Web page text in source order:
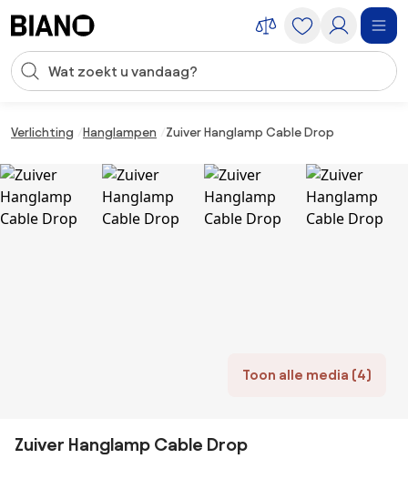
Zoekopdracht invoeren
Verlichting Hanglampen Zuiver Hanglamp Cable Drop
Toon alle media (4)
Zuiver Hanglamp Cable Drop